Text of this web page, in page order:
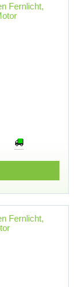
Fernlicht,
Fernlicht,